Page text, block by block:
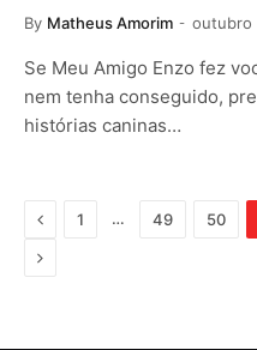
By Matheus Amorim outubro
Se Meu Amigo Enzo fez
nem tenha conseguido,
histórias caninas…
Previous
1 … 49 50
Next